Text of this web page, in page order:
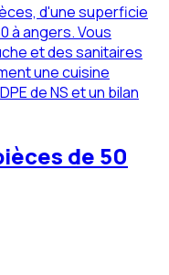
d'une superficie
à angers. Vous
et des sanitaires
une cuisine
de NS et un bilan
de 50